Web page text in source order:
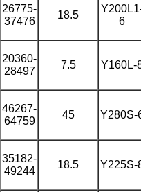
26775-
37476
18.5
6
20360-
28497
7.5 Y160L-
46267-
64759
45 Y280S-
35182-
49244
18.5 Y225S-